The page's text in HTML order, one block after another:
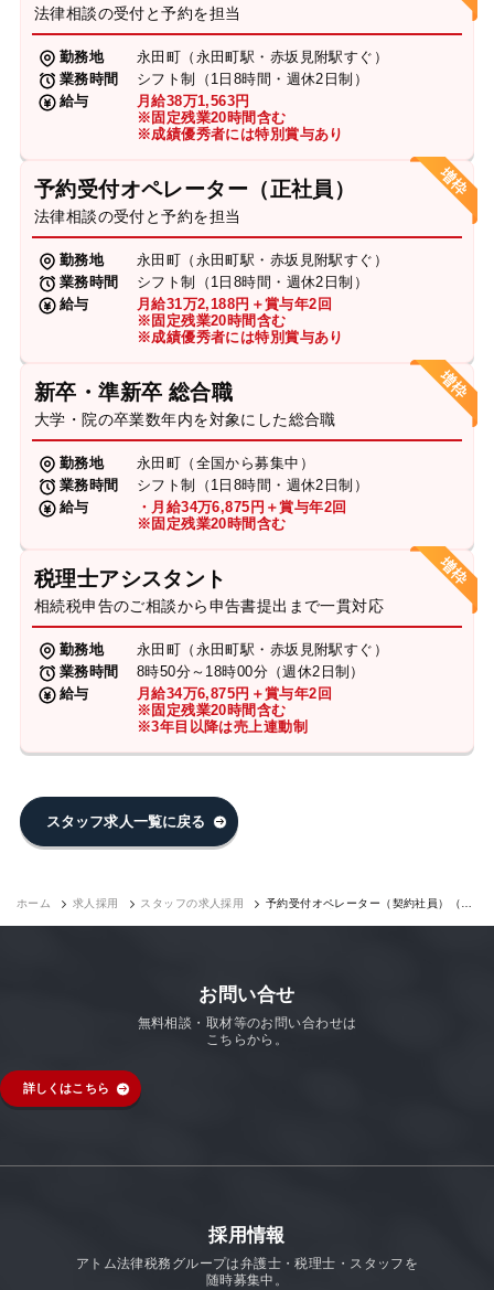
法律相談の受付と予約を担当
勤務地
永田町（永田町駅・赤坂見附駅すぐ）
業務時間
シフト制（1日8時間・週休2日制）
給与
月給38万1,563円
※固定残業20時間含む
※成績優秀者には特別賞与あり
予約受付オペレーター（正社員）
法律相談の受付と予約を担当
勤務地
永田町（永田町駅・赤坂見附駅すぐ）
業務時間
シフト制（1日8時間・週休2日制）
給与
月給31万2,188円＋賞与年2回
※固定残業20時間含む
※成績優秀者には特別賞与あり
新卒・準新卒 総合職
大学・院の卒業数年内を対象にした総合職
勤務地
永田町（全国から募集中）
業務時間
シフト制（1日8時間・週休2日制）
給与
・月給34万6,875円＋賞与年2回
※固定残業20時間含む
税理士アシスタント
相続税申告のご相談から申告書提出まで一貫対応
勤務地
永田町（永田町駅・赤坂見附駅すぐ）
業務時間
8時50分～18時00分（週休2日制）
給与
月給34万6,875円＋賞与年2回
※固定残業20時間含む
※3年目以降は売上連動制
スタッフ求人一覧に戻る
ホーム 求人採用 スタッフの求人採用
予約受付オペレーター（契約社員）（永
お問い合せ
無料相談・取材等のお問い合わせは
こちらから。
詳しくはこちら
採用情報
アトム法律税務グループは弁護士・税理士・スタッフを
随時募集中。